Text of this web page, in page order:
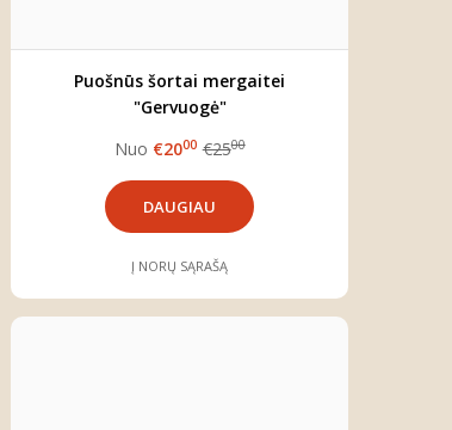
Puošnūs šortai mergaitei
"Gervuogė"
Nuo €2000 €2500
DAUGIAU
Į NORŲ SĄRAŠĄ